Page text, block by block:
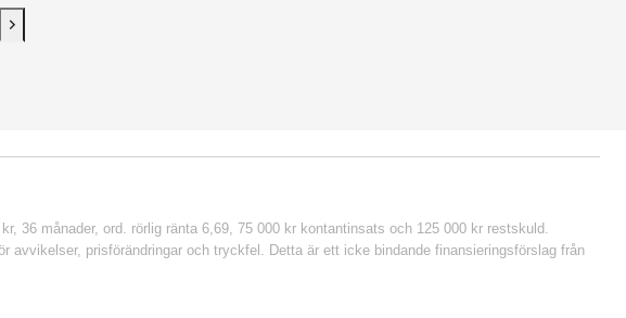
Next page
36 månader, ord. rörlig ränta 6,69, 75 000 kr kontantinsats och 125 000 kr restskuld.
prisförändringar och tryckfel. Detta är ett icke bindande finansieringsförslag från